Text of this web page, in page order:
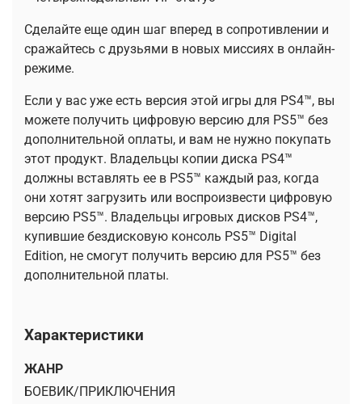
Сделайте еще один шаг вперед в сопротивлении и
сражайтесь с друзьями в новых миссиях в онлайн-
режиме.
Если у вас уже есть версия этой игры для PS4™, вы
можете получить цифровую версию для PS5™ без
дополнительной оплаты, и вам не нужно покупать
этот продукт. Владельцы копии диска PS4™
должны вставлять ее в PS5™ каждый раз, когда
они хотят загрузить или воспроизвести цифровую
версию PS5™. Владельцы игровых дисков PS4™,
купившие бездисковую консоль PS5™ Digital
Edition, не смогут получить версию для PS5™ без
дополнительной платы.
Характеристики
ЖАНР
БОЕВИК/ПРИКЛЮЧЕНИЯ